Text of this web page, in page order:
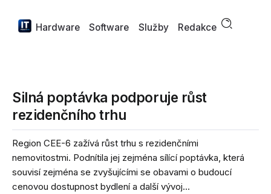
Hardware Software Služby Redakce
Silná poptávka podporuje růst
rezidenčního trhu
Region CEE-6 zažívá růst trhu s rezidenčními
nemovitostmi. Podnítila jej zejména sílící poptávka, která
souvisí zejména se zvyšujícími se obavami o budoucí
cenovou dostupnost bydlení a další vývoj...